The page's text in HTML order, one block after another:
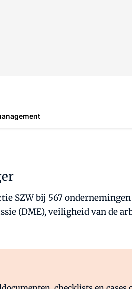
SZW bij 567
(DME), veiligheid van de